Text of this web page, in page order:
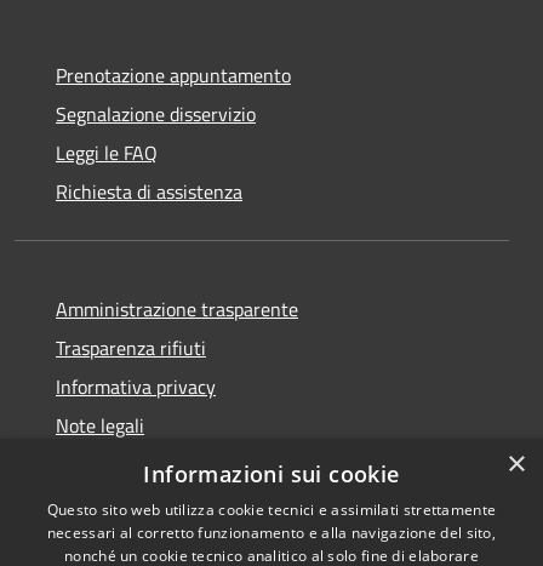
Prenotazione appuntamento
Segnalazione disservizio
Leggi le FAQ
Richiesta di assistenza
Amministrazione trasparente
Trasparenza rifiuti
Informativa privacy
Note legali
Dichiarazione di accessibilità
×
Informazioni sui cookie
Questo sito web utilizza cookie tecnici e assimilati strettamente
necessari al corretto funzionamento e alla navigazione del sito,
nonché un cookie tecnico analitico al solo fine di elaborare